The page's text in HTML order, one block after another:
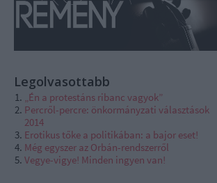
Legolvasottabb
„Én a protestáns ribanc vagyok”
Percről-percre: önkormányzati választások
2014
Erotikus tőke a politikában: a bajor eset!
Még egyszer az Orbán-rendszerről
Vegye-vigye! Minden ingyen van!